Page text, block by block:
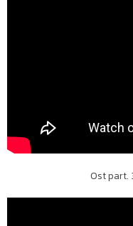
Ost part.